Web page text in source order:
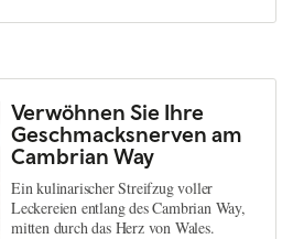
Verwöhnen Sie Ihre
Geschmacksnerven am
Cambrian Way
Ein kulinarischer Streifzug voller
Leckereien entlang des Cambrian Way,
mitten durch das Herz von Wales.